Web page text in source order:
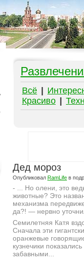
Всё
Красиво
Дед мороз
Опубликовал RamLife в
- ... Но олени, это
животные? Это
механизма
да?! — нервно
Семилетняя Катя
Сначала эти
оранжевые
кузнечики
забавными...